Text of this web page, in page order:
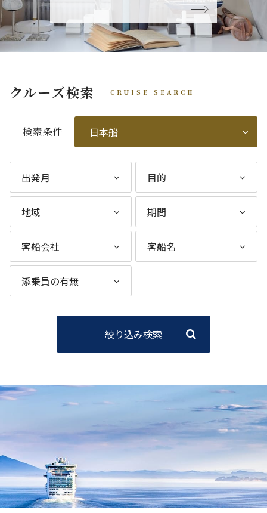
クルーズ検索 CRUISE SEARCH
検索条件
絞り込み検索